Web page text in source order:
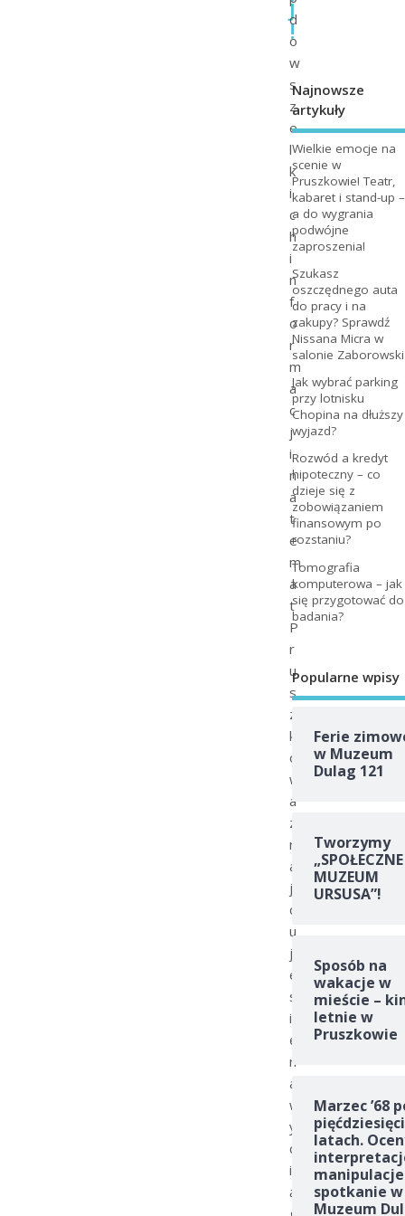
j
!
d
o
w
s
z
e
l
k
i
c
h
i
n
f
o
r
m
a
c
j
i
n
a
t
e
m
a
t
P
r
u
s
z
k
o
w
a
z
n
a
j
d
u
j
e
s
i
ę
n
a
w
y
c
i
ą
Najnowsze
artykuły
Wielkie emocje na
scenie w
Pruszkowie! Teatr,
kabaret i stand-up –
a do wygrania
podwójne
zaproszenia!
Szukasz
oszczędnego auta
do pracy i na
zakupy? Sprawdź
Nissana Micra w
salonie Zaborowski
Jak wybrać parking
przy lotnisku
Chopina na dłuższy
wyjazd?
Rozwód a kredyt
hipoteczny – co
dzieje się z
zobowiązaniem
finansowym po
rozstaniu?
Tomografia
komputerowa – jak
się przygotować do
badania?
Popularne wpisy
Ferie
w Muzeum
Dulag 121
Tworzymy
„SPOŁECZNE
MUZEUM
URSUSA”!
Sposób na
wakacje w
mieście –
letnie w
Pruszkowie
Marzec ’68
latach.
spotkanie w
Muzeum